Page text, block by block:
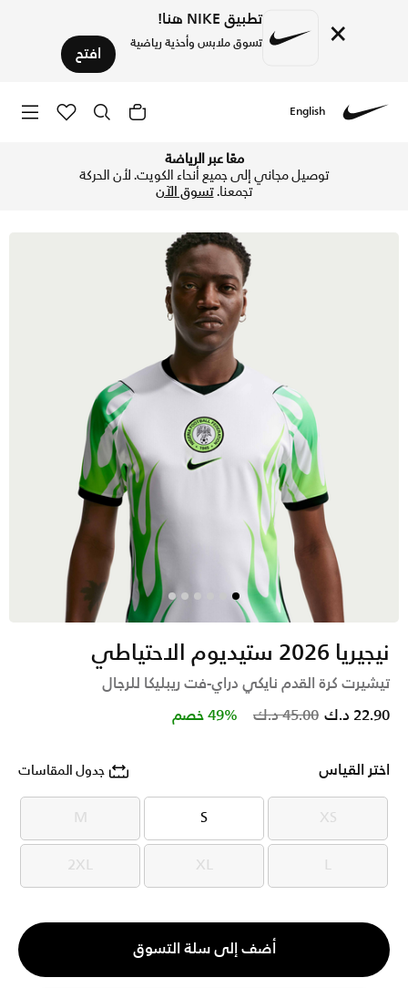
× تطبيق NIKE هنا!
تسوق ملابس وأحذية رياضية افتح
English
معًا عبر الرياضة
توصيل مجاني إلى جميع أنحاء الكويت. لأن الحركة
تجمعنا.تسوق الآن
نيجيريا 2026 ستيديوم الاحتياطي
تيشيرت كرة القدم نايكي دراي-فت ريبليكا للرجال
Price reduced from
45.00 د.ك to 22.90 د.ك 49% خصم
اختر القياس جدول المقاسات
XS
XS
S
S
M
M
L
L
XL
XL
2XL
2XL
الكمية
1
أضف إلى سلة التسوق